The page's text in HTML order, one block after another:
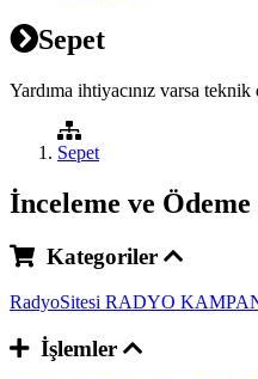
Sepet
Yardıma ihtiyacınız varsa
Sepet
İnceleme ve Ödeme
Kategoriler
RadyoSitesi RADYO
İşlemler